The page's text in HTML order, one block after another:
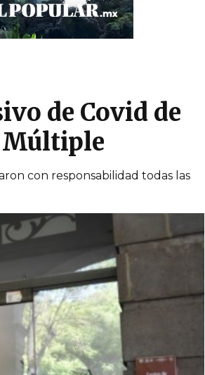
de Covid de
Múltiple
con responsabilidad todas las